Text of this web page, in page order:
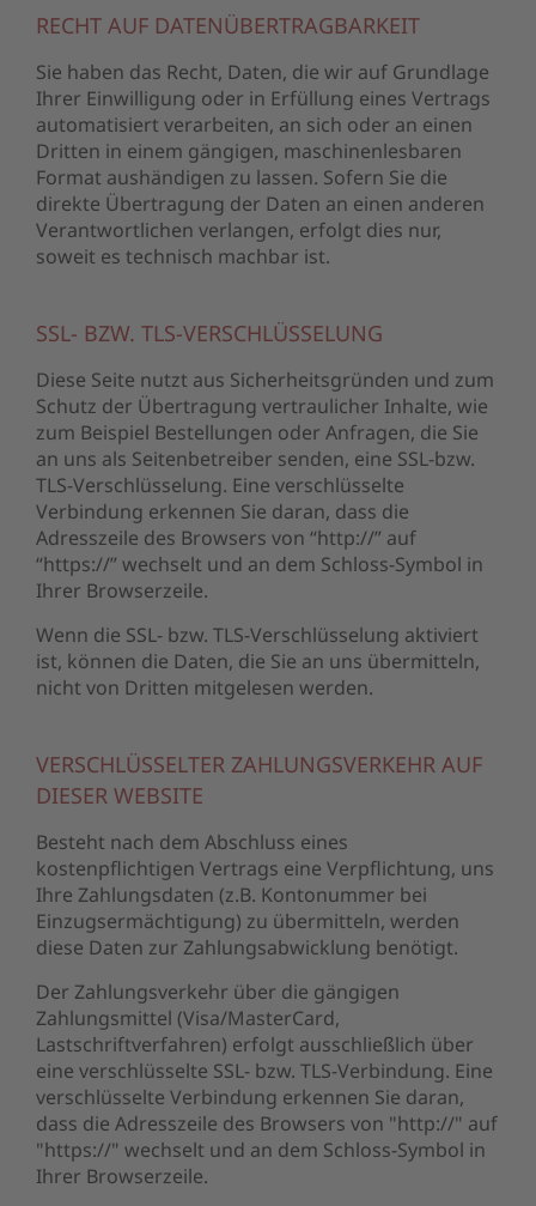
RECHT AUF DATENÜBERTRAGBARKEIT
Sie haben das Recht, Daten, die wir auf Grundlage
Ihrer Einwilligung oder in Erfüllung eines Vertrags
automatisiert verarbeiten, an sich oder an einen
Dritten in einem gängigen, maschinenlesbaren
Format aushändigen zu lassen. Sofern Sie die
direkte Übertragung der Daten an einen anderen
Verantwortlichen verlangen, erfolgt dies nur,
soweit es technisch machbar ist.
SSL- BZW. TLS-VERSCHLÜSSELUNG
Diese Seite nutzt aus Sicherheitsgründen und zum
Schutz der Übertragung vertraulicher Inhalte, wie
zum Beispiel Bestellungen oder Anfragen, die Sie
an uns als Seitenbetreiber senden, eine SSL-bzw.
TLS-Verschlüsselung. Eine verschlüsselte
Verbindung erkennen Sie daran, dass die
Adresszeile des Browsers von “http://” auf
“https://” wechselt und an dem Schloss-Symbol in
Ihrer Browserzeile.
Wenn die SSL- bzw. TLS-Verschlüsselung aktiviert
ist, können die Daten, die Sie an uns übermitteln,
nicht von Dritten mitgelesen werden.
VERSCHLÜSSELTER ZAHLUNGSVERKEHR AUF
DIESER WEBSITE
Besteht nach dem Abschluss eines
kostenpflichtigen Vertrags eine Verpflichtung, uns
Ihre Zahlungsdaten (z.B. Kontonummer bei
Einzugsermächtigung) zu übermitteln, werden
diese Daten zur Zahlungsabwicklung benötigt.
Der Zahlungsverkehr über die gängigen
Zahlungsmittel (Visa/MasterCard,
Lastschriftverfahren) erfolgt ausschließlich über
eine verschlüsselte SSL- bzw. TLS-Verbindung. Eine
verschlüsselte Verbindung erkennen Sie daran,
dass die Adresszeile des Browsers von "http://" auf
"https://" wechselt und an dem Schloss-Symbol in
Ihrer Browserzeile.